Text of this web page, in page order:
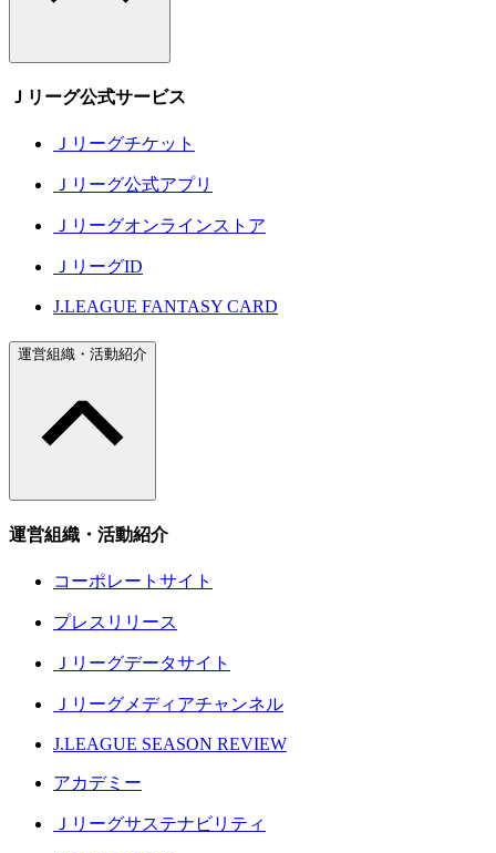
Ｊリーグ公式サービス
Ｊリーグチケット
Ｊリーグ公式アプリ
Ｊリーグオンラインストア
ＪリーグID
J.LEAGUE FANTASY CARD
運営組織・活動紹介
運営組織・活動紹介
コーポレートサイト
プレスリリース
Ｊリーグデータサイト
Ｊリーグメディアチャンネル
J.LEAGUE SEASON REVIEW
アカデミー
Ｊリーグサステナビリティ